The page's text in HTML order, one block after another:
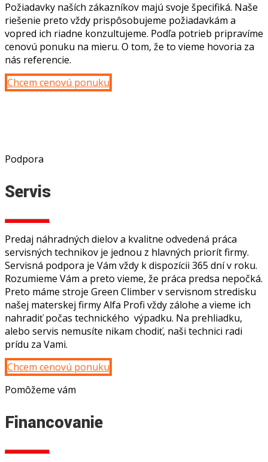
Požiadavky naších zákazníkov majú svoje špecifiká. Naše
riešenie preto vždy prispôsobujeme požiadavkám a
vopred ich riadne konzultujeme. Podľa potrieb pripravíme
cenovú ponuku na mieru. O tom, že to vieme hovoria za
nás referencie.
Chcem cenovú ponuku
Podpora
Servis
Predaj náhradných dielov a kvalitne odvedená práca
servisných technikov je jednou z hlavných priorít firmy.
Servisná podpora je Vám vždy k dispozícii 365 dní v roku.
Rozumieme Vám a preto vieme, že práca predsa nepočká.
Preto máme stroje Green Climber v servisnom stredisku
našej materskej firmy Alfa Profi vždy zálohe a vieme ich
nahradiť počas technického výpadku. Na prehliadku,
alebo servis nemusíte nikam chodiť, naši technici radi
prídu za Vami.
Chcem cenovú ponuku
Pomôžeme vám
Financovanie